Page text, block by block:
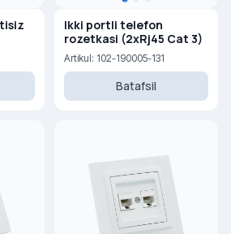
Ikki portli telefon
rozetkasi (2xRj45 Cat 3)
Artikul: 102-190005-131
Batafsil